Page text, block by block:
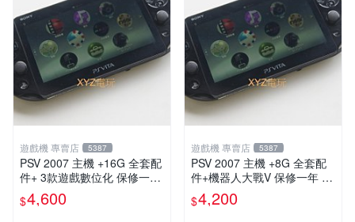
遊戲機 專賣店 5387
PSV 2007 主機 +16G 全套配
件+ 3款遊戲數位化 保修一年
品質有保障
$4,600
遊戲機 專賣店 5387
PSV 2007 主機 +8G 全套配
件+機器人大戰V 保修一年 品
質有保障
$4,200